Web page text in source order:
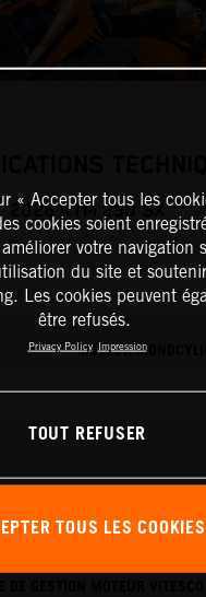
2026 KTM 250 SX
MOTEUR
ÉLECTRONIQUE DE
BOÎTIER
« Accepter tous les
cookies soient
votre navigation
du site et
Les cookies peuvent
être refusés.
Privacy Policy Impression
TOUT REFUSER
TOUS LES COOKIES